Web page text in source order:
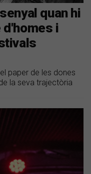
quan hi
d'homes i
paper de les dones
la seva trajectòria